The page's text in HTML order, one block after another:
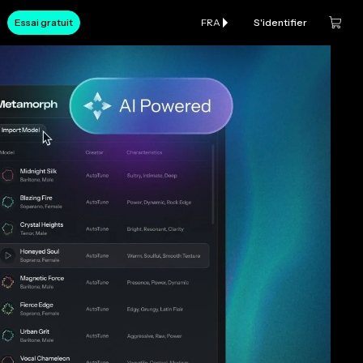
Essai gratuit FRA S'identifier